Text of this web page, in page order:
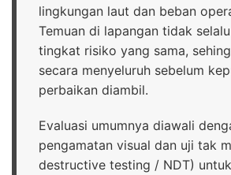
lingkungan laut dan beban
Temuan di lapangan tidak
tingkat risiko yang sama,
secara menyeluruh sebelum
perbaikan diambil.
Evaluasi umumnya diawali
pengamatan visual dan uji tak
destructive testing / NDT)